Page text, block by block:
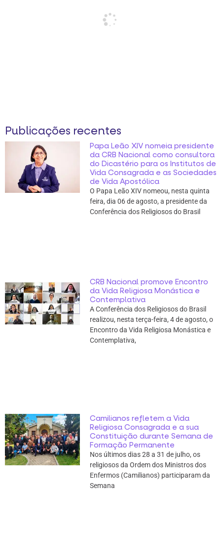
Publicações recentes
Papa Leão XIV nomeia presidente
da CRB Nacional como consultora
do Dicastério para os Institutos de
Vida Consagrada e as Sociedades
de Vida Apostólica
O Papa Leão XIV nomeou, nesta quinta
feira, dia 06 de agosto, a presidente da
Conferência dos Religiosos do Brasil
CRB Nacional promove Encontro
da Vida Religiosa Monástica e
Contemplativa
A Conferência dos Religiosos do Brasil
realizou, nesta terça-feira, 4 de agosto, o
Encontro da Vida Religiosa Monástica e
Contemplativa,
Camilianos refletem a Vida
Religiosa Consagrada e a sua
Constituição durante Semana de
Formação Permanente
Nos últimos dias 28 a 31 de julho, os
religiosos da Ordem dos Ministros dos
Enfermos (Camilianos) participaram da
Semana